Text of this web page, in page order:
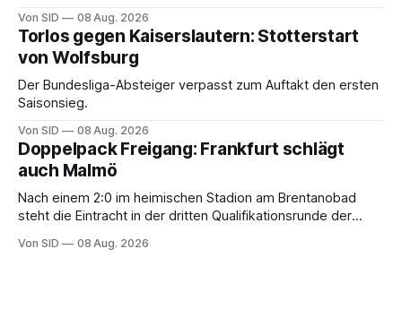
Von SID 08 Aug. 2026
Torlos gegen Kaiserslautern: Stotterstart
von Wolfsburg
Der Bundesliga-Absteiger verpasst zum Auftakt den ersten
Saisonsieg.
Von SID 08 Aug. 2026
Doppelpack Freigang: Frankfurt schlägt
auch Malmö
Nach einem 2:0 im heimischen Stadion am Brentanobad
steht die Eintracht in der dritten Qualifikationsrunde der
Von SID 08 Aug. 2026